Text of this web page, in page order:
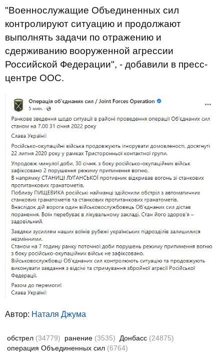
"Военнослужащие Объединенных сил
контролируют ситуацию и продолжают
выполнять задачи по отражению и
сдерживанию вооруженной агрессии
Российской Федерации", - добавили в пресс-
центре ООС.
Автор: Наталя Джума
обстрел (34779) ранение (3535) Донбасс (24875)
операция Объединенных сил (6764)